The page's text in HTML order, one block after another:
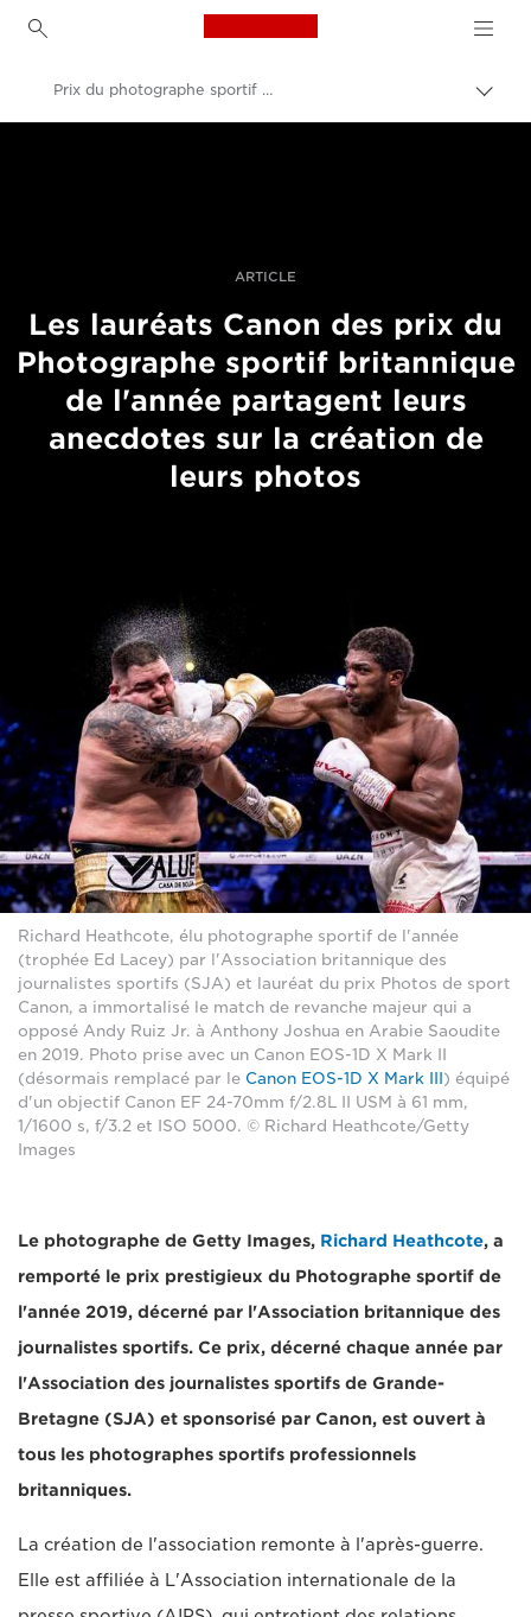
Canon Logo, back to
entre
Prix du photographe sportif britannique de l'année 2019
ARTICLE
Les lauréats Canon des prix du
Photographe sportif britannique
de l'année partagent leurs
anecdotes sur la création de
leurs photos
Richard Heathcote, élu photographe sportif de l'année
(trophée Ed Lacey) par l'Association britannique des
journalistes sportifs (SJA) et lauréat du prix Photos de sport
Canon, a immortalisé le match de revanche majeur qui a
opposé Andy Ruiz Jr. à Anthony Joshua en Arabie Saoudite
en 2019. Photo prise avec un Canon EOS-1D X Mark II
(désormais remplacé par le Canon EOS-1D X Mark III ) équipé
d'un objectif Canon EF 24-70mm f/2.8L II USM à 61 mm,
1/1600 s, f/3.2 et ISO 5000. © Richard Heathcote/Getty
Images
Le photographe de Getty Images, Richard Heathcote, a
remporté le prix prestigieux du Photographe sportif de
l'année 2019, décerné par l'Association britannique des
journalistes sportifs. Ce prix, décerné chaque année par
l'Association des journalistes sportifs de Grande-
Bretagne (SJA) et sponsorisé par Canon, est ouvert à
tous les photographes sportifs professionnels
britanniques.
La création de l'association remonte à l'après-guerre.
Elle est affiliée à L'Association internationale de la